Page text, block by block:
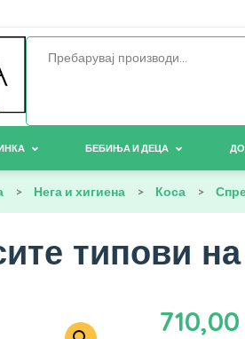
БЕБИЊА И ДЕЦА
> Нега и хигиена > Коса >
типови
710,00